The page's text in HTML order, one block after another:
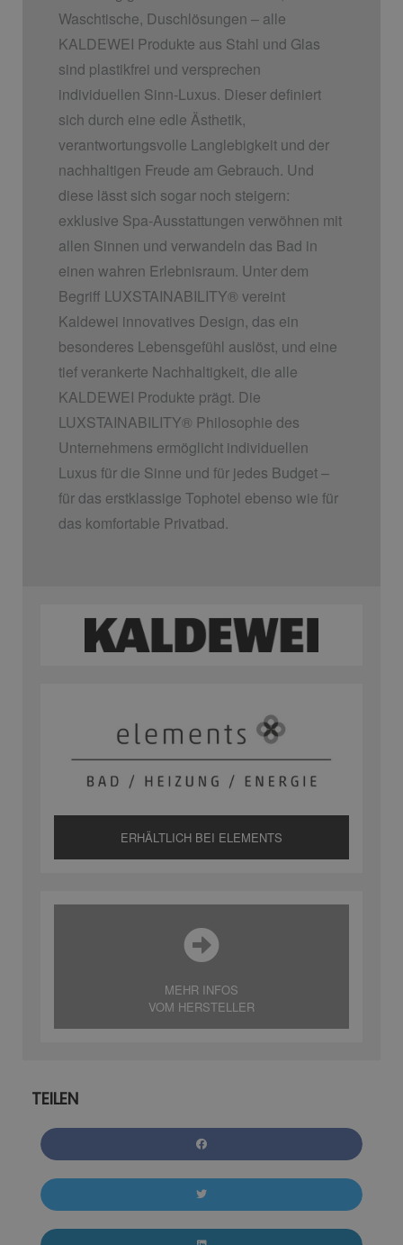
Waschtische, Duschlösungen – alle
KALDEWEI Produkte aus Stahl und Glas
sind plastikfrei und versprechen
individuellen Sinn-Luxus. Dieser definiert
sich durch eine edle Ästhetik,
verantwortungsvolle Langlebigkeit und der
nachhaltigen Freude am Gebrauch. Und
diese lässt sich sogar noch steigern:
exklusive Spa-Ausstattungen verwöhnen mit
allen Sinnen und verwandeln das Bad in
einen wahren Erlebnisraum. Unter dem
Begriff LUXSTAINABILITY® vereint
Kaldewei innovatives Design, das ein
besonderes Lebensgefühl auslöst, und eine
tief verankerte Nachhaltigkeit, die alle
KALDEWEI Produkte prägt. Die
LUXSTAINABILITY® Philosophie des
Unternehmens ermöglicht individuellen
Luxus für die Sinne und für jedes Budget –
für das erstklassige Tophotel ebenso wie für
das komfortable Privatbad.
ERHÄLTLICH BEI ELEMENTS
MEHR INFOS
VOM HERSTELLER
TEILEN